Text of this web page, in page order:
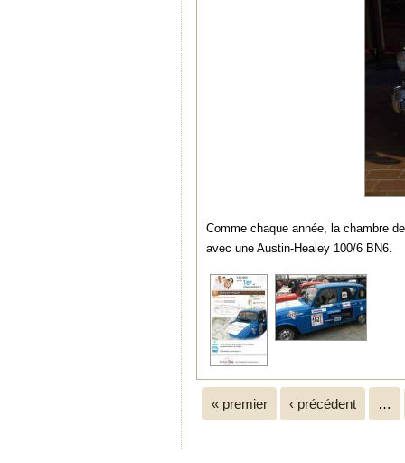
Comme chaque année, la chambre
avec une Austin-Healey 100/6 BN6.
Pages
« premier ‹ précédent …